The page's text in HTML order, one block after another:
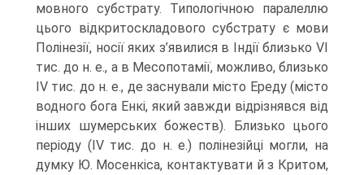
мовного субстрату. Типологічною паралел­лю
цього відкритоскладового субстрату є мови
Полінезії, носії яких з’явилися в Індії близько VI
тис. до н. е., а в Месопотамії, можливо, близько
IV тис. до н. е., де заснували місто Ереду (місто
водного бога Енкі, який завжди відрізнявся від
інших шумерських божеств). Близько цього
періоду (IV тис. до н. е.) полінезійці могли, на
думку Ю. Мосенкіса, контактувати й з Критом,